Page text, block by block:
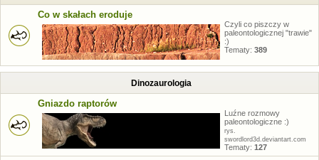
Co w skałach eroduje
Czyli co piszczy w
paleontologicznej "trawie"
:)
Tematy: 389
Dinozaurologia
Gniazdo raptorów
Luźne rozmowy
paleontologiczne :)
rys.
swordlord3d.deviantart.com
Tematy: 127